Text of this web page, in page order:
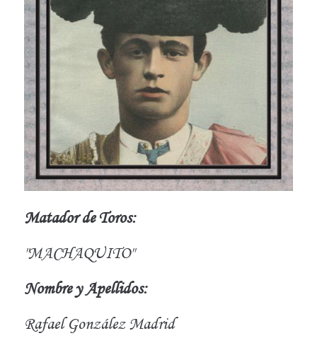
Matador de Toros:
"MACHAQUITO"
Nombre y Apellidos:
Rafael González Madrid